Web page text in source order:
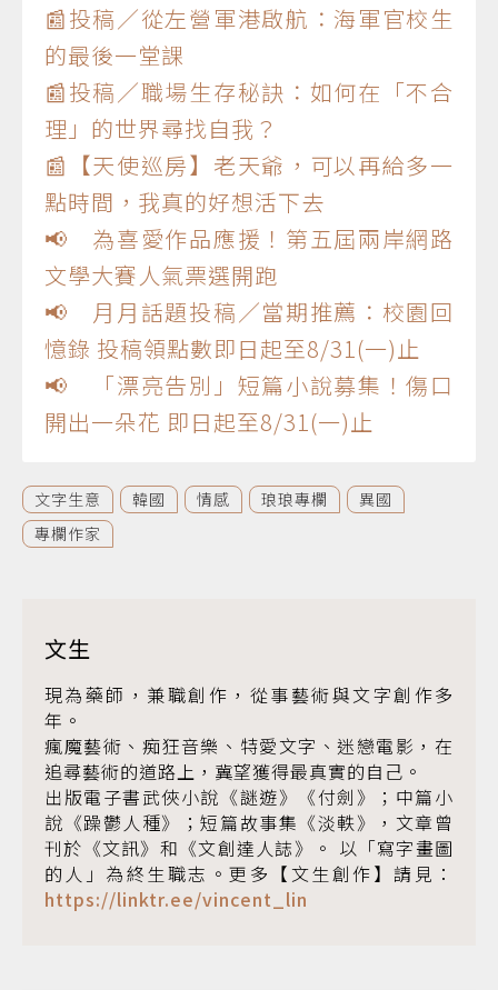
📰投稿／從左營軍港啟航：海軍官校生
的最後一堂課
📰投稿／職場生存秘訣：如何在「不合
理」的世界尋找自我？
📰【天使巡房】老天爺，可以再給多一
點時間，我真的好想活下去
📢 為喜愛作品應援！第五屆兩岸網路
文學大賽人氣票選開跑
📢 月月話題投稿／當期推薦：校園回
憶錄 投稿領點數即日起至8/31(一)止
📢 「漂亮告別」短篇小說募集！傷口
開出一朵花 即日起至8/31(一)止
文字生意 韓國 情感 琅琅專欄
異國
專欄作家
文生
現為藥師，兼職創作，從事藝術與文字創作多
年。
瘋魔藝術、痴狂音樂、特愛文字、迷戀電影，在
追尋藝術的道路上，冀望獲得最真實的自己。
出版電子書武俠小說《謎遊》《付劍》；中篇小
說《躁鬱人種》；短篇故事集《淡軼》，文章曾
刊於《文訊》和《文創達人誌》。 以「寫字畫圖
的人」為終生職志。更多【文生創作】請見：
https://linktr.ee/vincent_lin